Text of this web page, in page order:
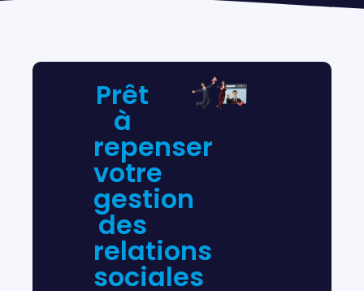
Prêt
à
repenser
votre
gestion
des
relations
sociales